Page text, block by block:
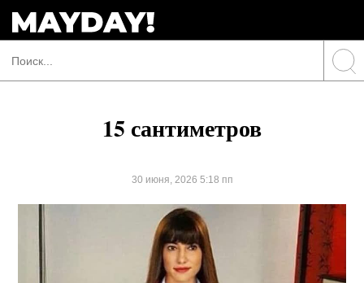
15 сантиметров
30 июня, 2026 5:18 пп